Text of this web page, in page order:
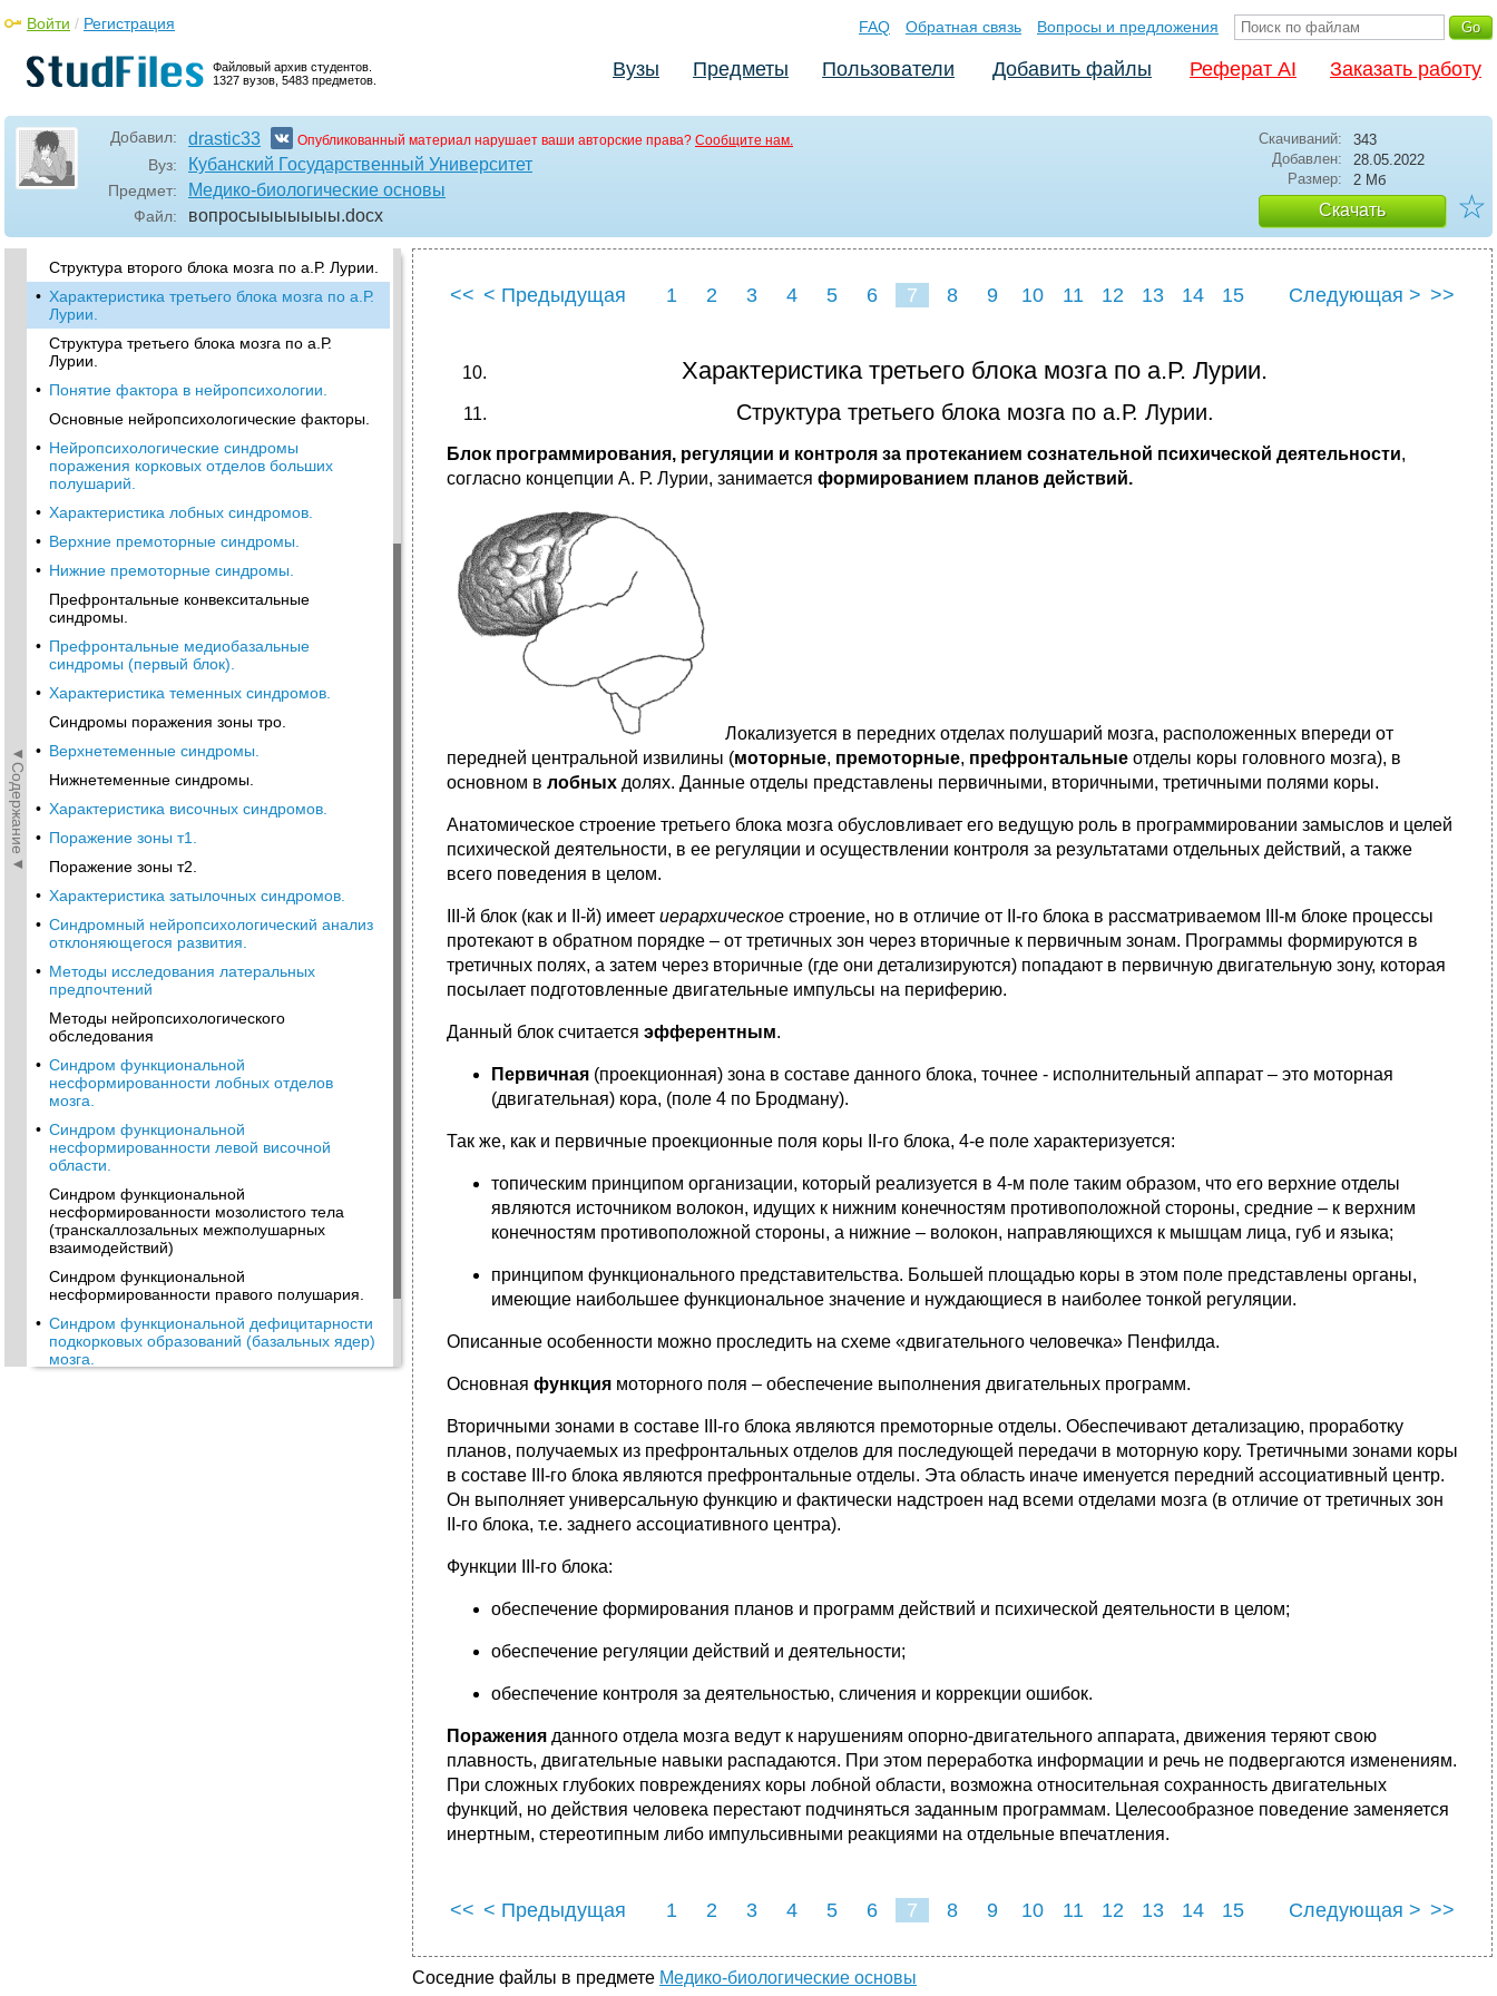
Файловый архив студентов.
1327 вузов, 5483 предметов.
Войти / Регистрация FAQ Обратная связь Вопросы и предложения
Вузы Предметы Пользователи Добавить файлы Реферат AI Заказать работу
Добавил: drastic33 Опубликованный материал нарушает ваши авторские права? Сообщите нам.
Вуз: Кубанский Государственный Университет
Предмет: Медико-биологические основы
Файл: вопросыыыыыыы.docx
Скачиваний:
343
Добавлен:
28.05.2022
Размер:
2 Мб
Скачать ☆
◄Содержание◄
развитие нейропсихологии.
•
Структура первого блока мозга по а.Р.
Структурно-функциональная модель мозга
а.Р. Лурии.
Характеристика первого блока мозга по а.Р.
Лурии.
Характеристика второго блока мозга по а.Р.
Лурии.
Структура второго блока мозга по а.Р. Лурии.
• Характеристика третьего блока мозга по а.Р.
Лурии.
Структура третьего блока мозга по а.Р.
Лурии.
• Понятие фактора в нейропсихологии.
Основные нейропсихологические факторы.
• Нейропсихологические синдромы
поражения корковых отделов больших
полушарий.
• Характеристика лобных синдромов.
• Верхние премоторные синдромы.
• Нижние премоторные синдромы.
Префронтальные конвекситальные
синдромы.
• Префронтальные медиобазальные
синдромы (первый блок).
• Характеристика теменных синдромов.
Синдромы поражения зоны тро.
• Верхнетеменные синдромы.
Нижнетеменные синдромы.
• Характеристика височных синдромов.
• Поражение зоны т1.
Поражение зоны т2.
• Характеристика затылочных синдромов.
• Синдромный нейропсихологический анализ
отклоняющегося развития.
• Методы исследования латеральных
предпочтений
Методы нейропсихологического
обследования
• Синдром функциональной
несформированности лобных отделов
мозга.
• Синдром функциональной
несформированности левой височной
области.
Синдром функциональной
несформированности мозолистого тела
(транскаллозальных межполушарных
взаимодействий)
Синдром функциональной
несформированности правого полушария.
• Синдром функциональной дефицитарности
подкорковых образований (базальных ядер)
мозга.
<< < Предыдущая 1 2 3 4 5 6 7 8 9 10 11 12 13 14
15
Следующая > >>
Характеристика третьего блока мозга по а.Р. Лурии.
Структура третьего блока мозга по а.Р. Лурии.
Блок программирования, регуляции и контроля за протеканием сознательной психической деятельности,
согласно концепции А. Р. Лурии, занимается формированием планов действий.
Локализуется в передних отделах полушарий мозга, расположенных впереди от
передней центральной извилины (моторные, премоторные, префронтальные отделы коры головного мозга), в
основном в лобных долях. Данные отделы представлены первичными, вторичными, третичными полями коры.
Анатомическое строение третьего блока мозга обусловливает его ведущую роль в программировании замыслов и целей
психической деятельности, в ее регуляции и осуществлении контроля за результатами отдельных действий, а также
всего поведения в целом.
III-й блок (как и II-й) имеет иерархическое строение, но в отличие от II-го блока в рассматриваемом III-м блоке процессы
протекают в обратном порядке – от третичных зон через вторичные к первичным зонам. Программы формируются в
третичных полях, а затем через вторичные (где они детализируются) попадают в первичную двигательную зону, которая
посылает подготовленные двигательные импульсы на периферию.
Данный блок считается эфферентным.
Первичная (проекционная) зона в составе данного блока, точнее - исполнительный аппарат – это моторная
(двигательная) кора, (поле 4 по Бродману).
Так же, как и первичные проекционные поля коры II-го блока, 4-е поле характеризуется:
топическим принципом организации, который реализуется в 4-м поле таким образом, что его верхние отделы
являются источником волокон, идущих к нижним конечностям противоположной стороны, средние – к верхним
конечностям противоположной стороны, а нижние – волокон, направляющихся к мышцам лица, губ и языка;
принципом функционального представительства. Большей площадью коры в этом поле представлены органы,
имеющие наибольшее функциональное значение и нуждающиеся в наиболее тонкой регуляции.
Описанные особенности можно проследить на схеме «двигательного человечка» Пенфилда.
Основная функция моторного поля – обеспечение выполнения двигательных программ.
Вторичными зонами в составе III-го блока являются премоторные отделы. Обеспечивают детализацию, проработку
планов, получаемых из префронтальных отделов для последующей передачи в моторную кору. Третичными зонами коры
в составе III-го блока являются префронтальные отделы. Эта область иначе именуется передний ассоциативный центр.
Он выполняет универсальную функцию и фактически надстроен над всеми отделами мозга (в отличие от третичных зон
II-го блока, т.е. заднего ассоциативного центра).
Функции III-го блока:
обеспечение формирования планов и программ действий и психической деятельности в целом;
обеспечение регуляции действий и деятельности;
обеспечение контроля за деятельностью, сличения и коррекции ошибок.
Поражения данного отдела мозга ведут к нарушениям опорно-двигательного аппарата, движения теряют свою
плавность, двигательные навыки распадаются. При этом переработка информации и речь не подвергаются изменениям.
При сложных глубоких повреждениях коры лобной области, возможна относительная сохранность двигательных
функций, но действия человека перестают подчиняться заданным программам. Целесообразное поведение заменяется
инертным, стереотипным либо импульсивными реакциями на отдельные впечатления.
<< < Предыдущая 1 2 3 4 5 6 7 8 9 10 11 12 13 14
15
Следующая > >>
Соседние файлы в предмете Медико-биологические основы